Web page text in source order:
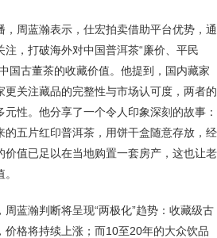
周蓝瀚表示，仕宏拍卖借助平台优势，通
，打破海外对中国普洱茶“廉价、平民
国古董茶的收藏价值。他提到，国内藏家
关注藏品的完整性与市场认可度，两者的
性。他分享了一个令人印象深刻的故事：
的五片红印普洱茶，用饼干盒随意存放，经
价值已足以在当地购置一套房产，这也让老
蓝瀚判断将呈现“两极化”趋势：收藏级古
价格将持续上涨；而10至20年的大众饮品